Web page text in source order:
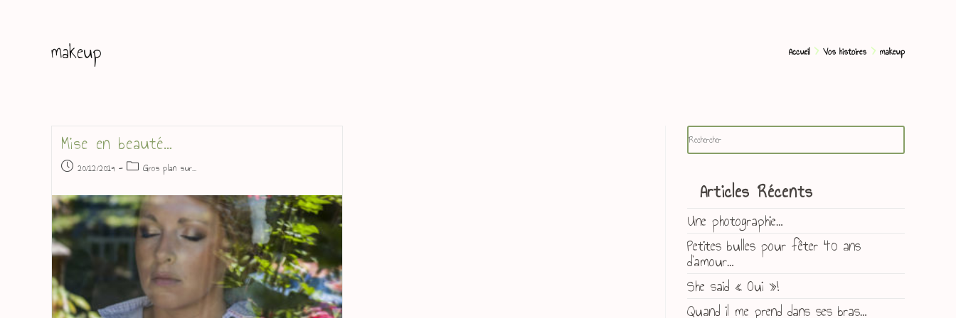
makeup Accueil > Vos histoires > makeup
Mise en beauté…
20/12/2019 Gros plan sur...
Articles Récents
Une photographie…
Petites bulles pour fêter 40 ans
d’amour…
She said « Oui »!
Quand il me prend dans ses bras…